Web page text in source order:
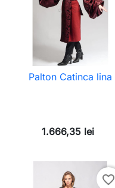
Palton Catinca lina
1.666,35 lei
favorite_border